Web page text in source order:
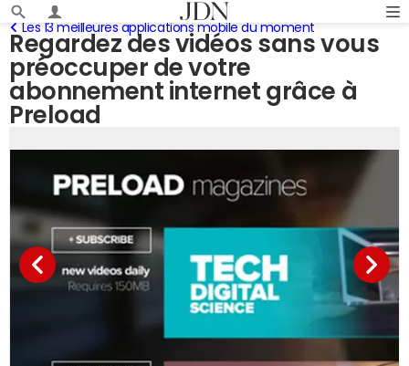
Regardez des vidéos sans vous
préoccuper de votre
abonnement internet grâce à
Preload
Les 13 meilleures applications mobile du moment